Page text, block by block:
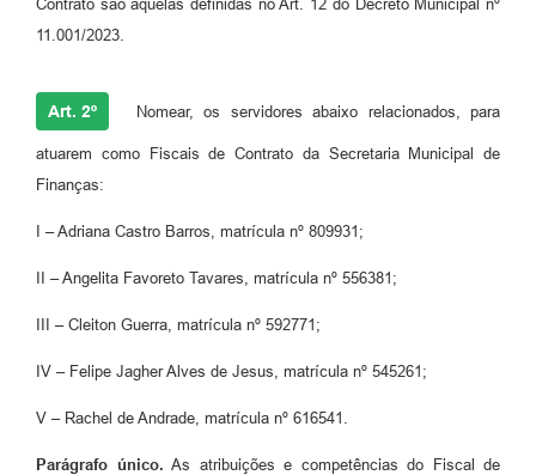
Contrato são aquelas definidas no Art. 12 do Decreto Municipal nº
11.001/2023.
Art. 2º Nomear, os servidores abaixo relacionados, para
atuarem como Fiscais de Contrato da Secretaria Municipal de
Finanças:
I – Adriana Castro Barros, matrícula nº 809931;
II – Angelita Favoreto Tavares, matrícula nº 556381;
III – Cleiton Guerra, matrícula nº 592771;
IV – Felipe Jagher Alves de Jesus, matrícula nº 545261;
V – Rachel de Andrade, matrícula nº 616541.
Parágrafo único. As atribuições e competências do Fiscal de